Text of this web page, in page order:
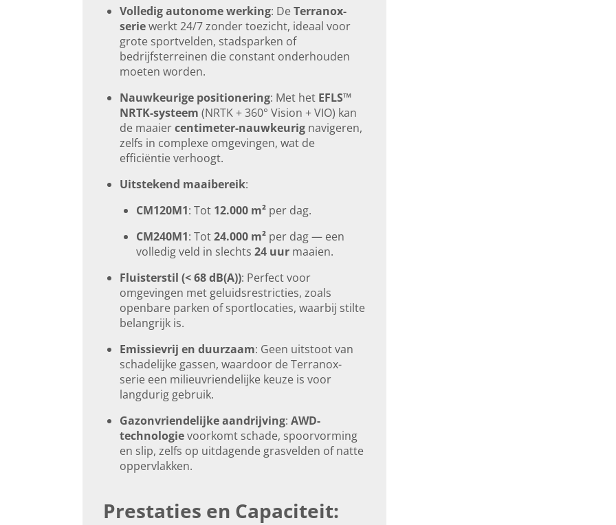
Volledig autonome werking: DeTerranox-
seriewerkt 24/7 zonder toezicht, ideaal voor
grote sportvelden, stadsparken of
bedrijfsterreinen die constant onderhouden
moeten worden.
Nauwkeurige positionering: Met het EFLS™
NRTK-systeem (NRTK + 360° Vision + VIO) kan
de maaiercentimeter-nauwkeurignavigeren,
zelfs in complexe omgevingen, wat de
efficiëntie verhoogt.
Uitstekend maaibereik:
CM120M1: Tot 12.000 m²per dag.
CM240M1: Tot24.000 m²per dag — een
volledig veld in slechts 24 uurmaaien.
Fluisterstil (< 68 dB(A)): Perfect voor
omgevingen met geluidsrestricties, zoals
openbare parken of sportlocaties, waarbij stilte
belangrijk is.
Emissievrij en duurzaam: Geen uitstoot van
schadelijke gassen, waardoor de Terranox-
serie een milieuvriendelijke keuze is voor
langdurig gebruik.
Gazonvriendelijke aandrijving: AWD-
technologievoorkomt schade, spoorvorming
en slip, zelfs op uitdagende grasvelden of natte
oppervlakken.
Prestaties en Capaciteit: